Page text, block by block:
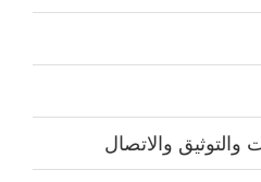
والاتصال